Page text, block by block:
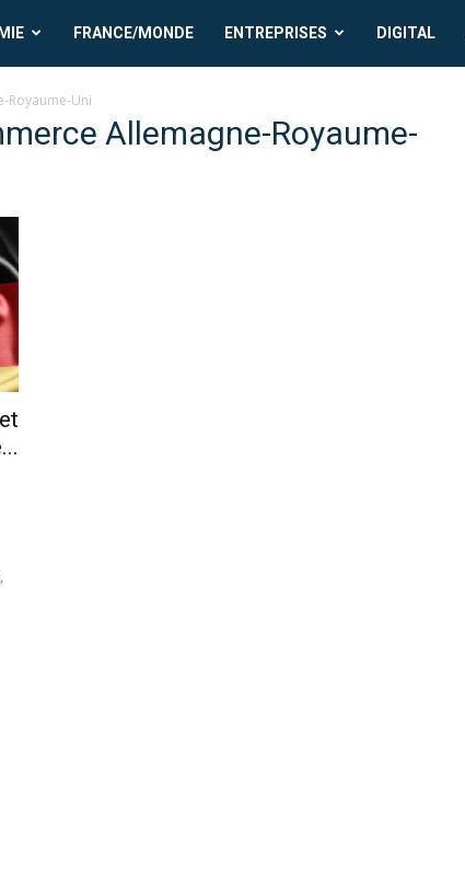
FRANCE/MONDE ENTREPRISES DIGITAL
Royaume-Uni
Allemagne-Royaume-